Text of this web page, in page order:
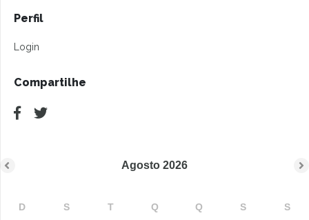
Perfil
Login
Compartilhe
Agosto 2026
D S T Q Q S S